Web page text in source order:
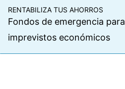
RENTABILIZA TUS AHORROS
Fondos de emergencia para
imprevistos económicos